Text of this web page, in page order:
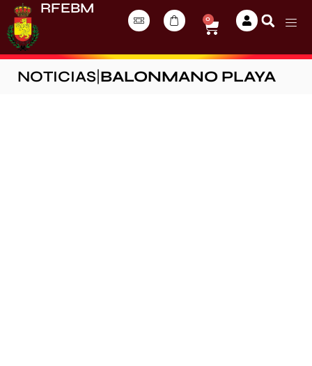
RFEBM
0
NOTICIAS BALONMANO PLAYA